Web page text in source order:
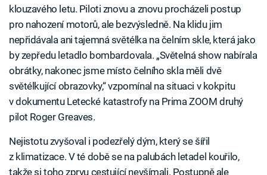
klouzavého letu. Piloti znovu a znovu procházeli postup
pro nahození motorů, ale bezvýsledně. Na klidu jim
nepřidávala ani tajemná světélka na čelním skle, která jako
by zepředu letadlo bombardovala. „Světelná show nabírala
obrátky, nakonec jsme místo čelního skla měli dvě
světélkující obrazovky,“ vzpomínal na situaci v kokpitu
v dokumentu Letecké katastrofy na Prima ZOOM druhý
pilot Roger Greaves.
Nejistotu zvyšoval i podezřelý dým, který se šířil
z klimatizace. V té době se na palubách letadel kouřilo,
takže si toho zprvu cestující nevšímali. Postupně ale